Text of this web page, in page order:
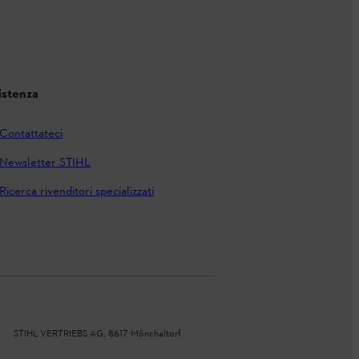
Contattateci
Newsletter STIHL
Ricerca rivenditori specializzati
STIHL VERTRIEBS AG, 8617 Mönchaltorf